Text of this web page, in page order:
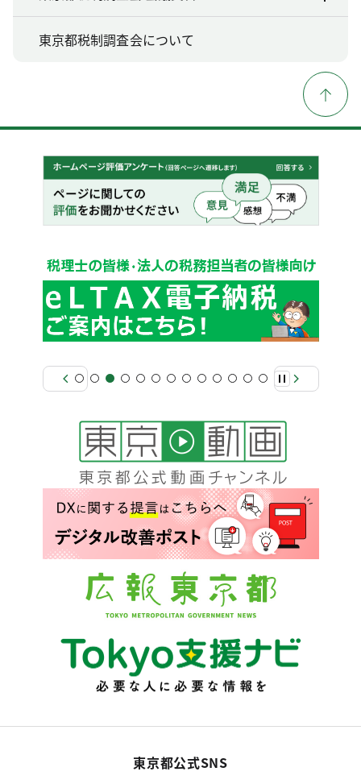
東京都税制調査会について
東京都公式SNS